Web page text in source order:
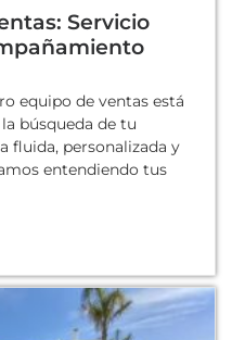
Servicio
equipo de ventas está
búsqueda de tu
fluida, personalizada y
entendiendo tus